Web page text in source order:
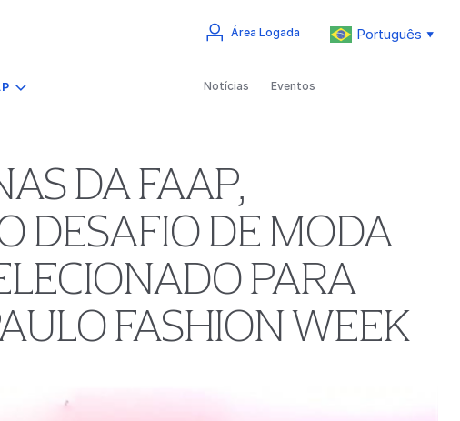
Área Logada Português ▼
Notícias Eventos
DA FAAP,
DESAFIO DE MODA
PARA
FASHION WEEK